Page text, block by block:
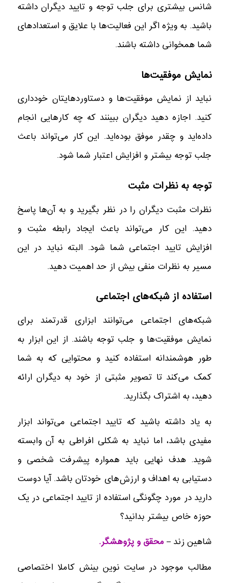
شانس بیشتری برای جلب توجه و تایید دیگران داشته
باشید. به ویژه اگر این فعالیت‌ها با علایق و استعدادهای
شما همخوانی داشته باشند.
نمایش موفقیت‌ها
نباید از نمایش موفقیت‌ها و دستاوردهایتان خودداری
کنید. اجازه دهید دیگران ببینند که چه کارهایی انجام
داده‌اید و چقدر موفق بوده‌اید. این کار می‌تواند باعث
جلب توجه بیشتر و افزایش اعتبار شما شود.
توجه به نظرات مثبت
نظرات مثبت دیگران را در نظر بگیرید و به آن‌ها پاسخ
دهید. این کار می‌تواند باعث ایجاد رابطه مثبت و
افزایش تایید اجتماعی شما شود. البته نباید در این
مسیر به نظرات منفی بیش از حد اهمیت دهید.
استفاده از شبکه‌های اجتماعی
شبکه‌های اجتماعی می‌توانند ابزاری قدرتمند برای
نمایش موفقیت‌ها و جلب توجه باشند. از این ابزار به
طور هوشمندانه استفاده کنید و محتوایی که به شما
کمک می‌کند تا تصویر مثبتی از خود به دیگران ارائه
دهید، به اشتراک بگذارید.
به یاد داشته باشید که تایید اجتماعی می‌تواند ابزار
مفیدی باشد، اما نباید به شکلی افراطی به آن وابسته
شوید. هدف نهایی باید همواره پیشرفت شخصی و
دستیابی به اهداف و ارزش‌های خودتان باشد. آیا دوست
دارید در مورد چگونگی استفاده از تایید اجتماعی در یک
حوزه خاص بیشتر بدانید؟
شاهین زند – محقق و پژوهشگر.
مطالب موجود در سایت نوین بینش کاملا اختصاصی